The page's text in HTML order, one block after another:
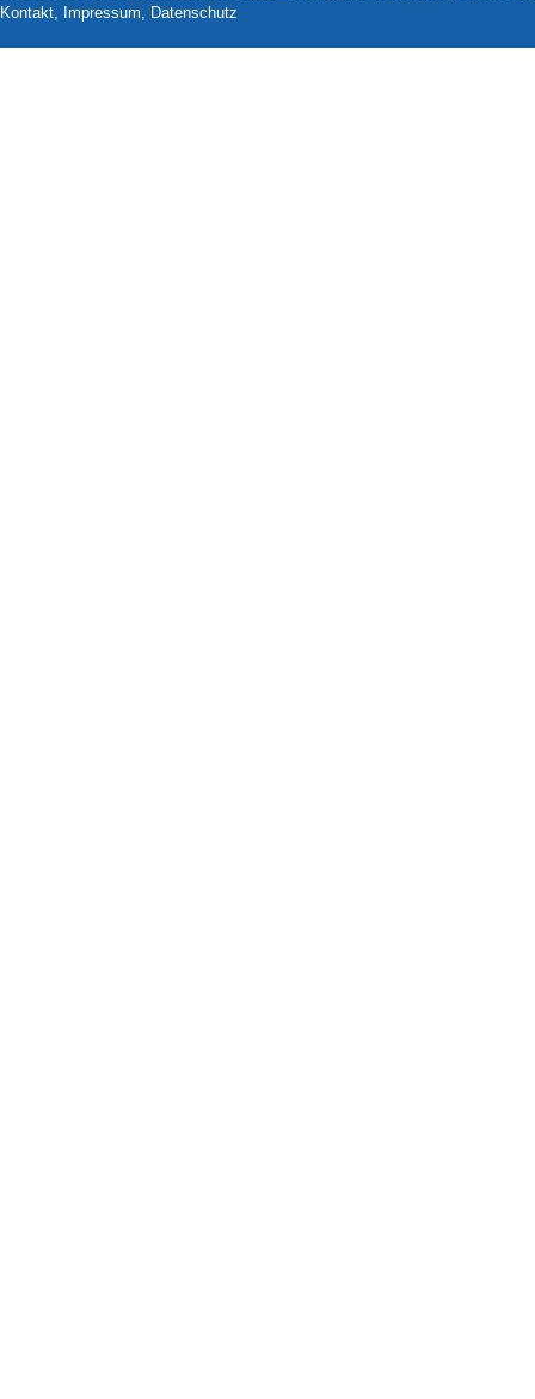
Kontakt, Impressum, Datenschutz